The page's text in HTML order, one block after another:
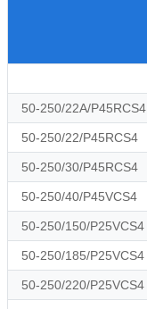
50-250/22A/P45RCS4
50-250/22/P45RCS4
50-250/30/P45RCS4
50-250/40/P45VCS4
50-250/150/P25VCS4
50-250/185/P25VCS4
50-250/220/P25VCS4